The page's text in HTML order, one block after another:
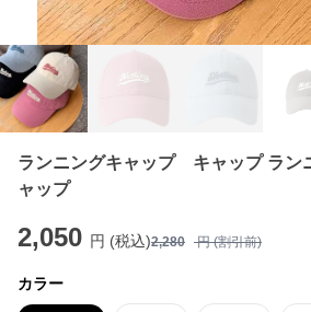
ランニングキャップ キャップ ラン
ャップ
2,050 円 (税込)2,280 円 (割引前)
カラー